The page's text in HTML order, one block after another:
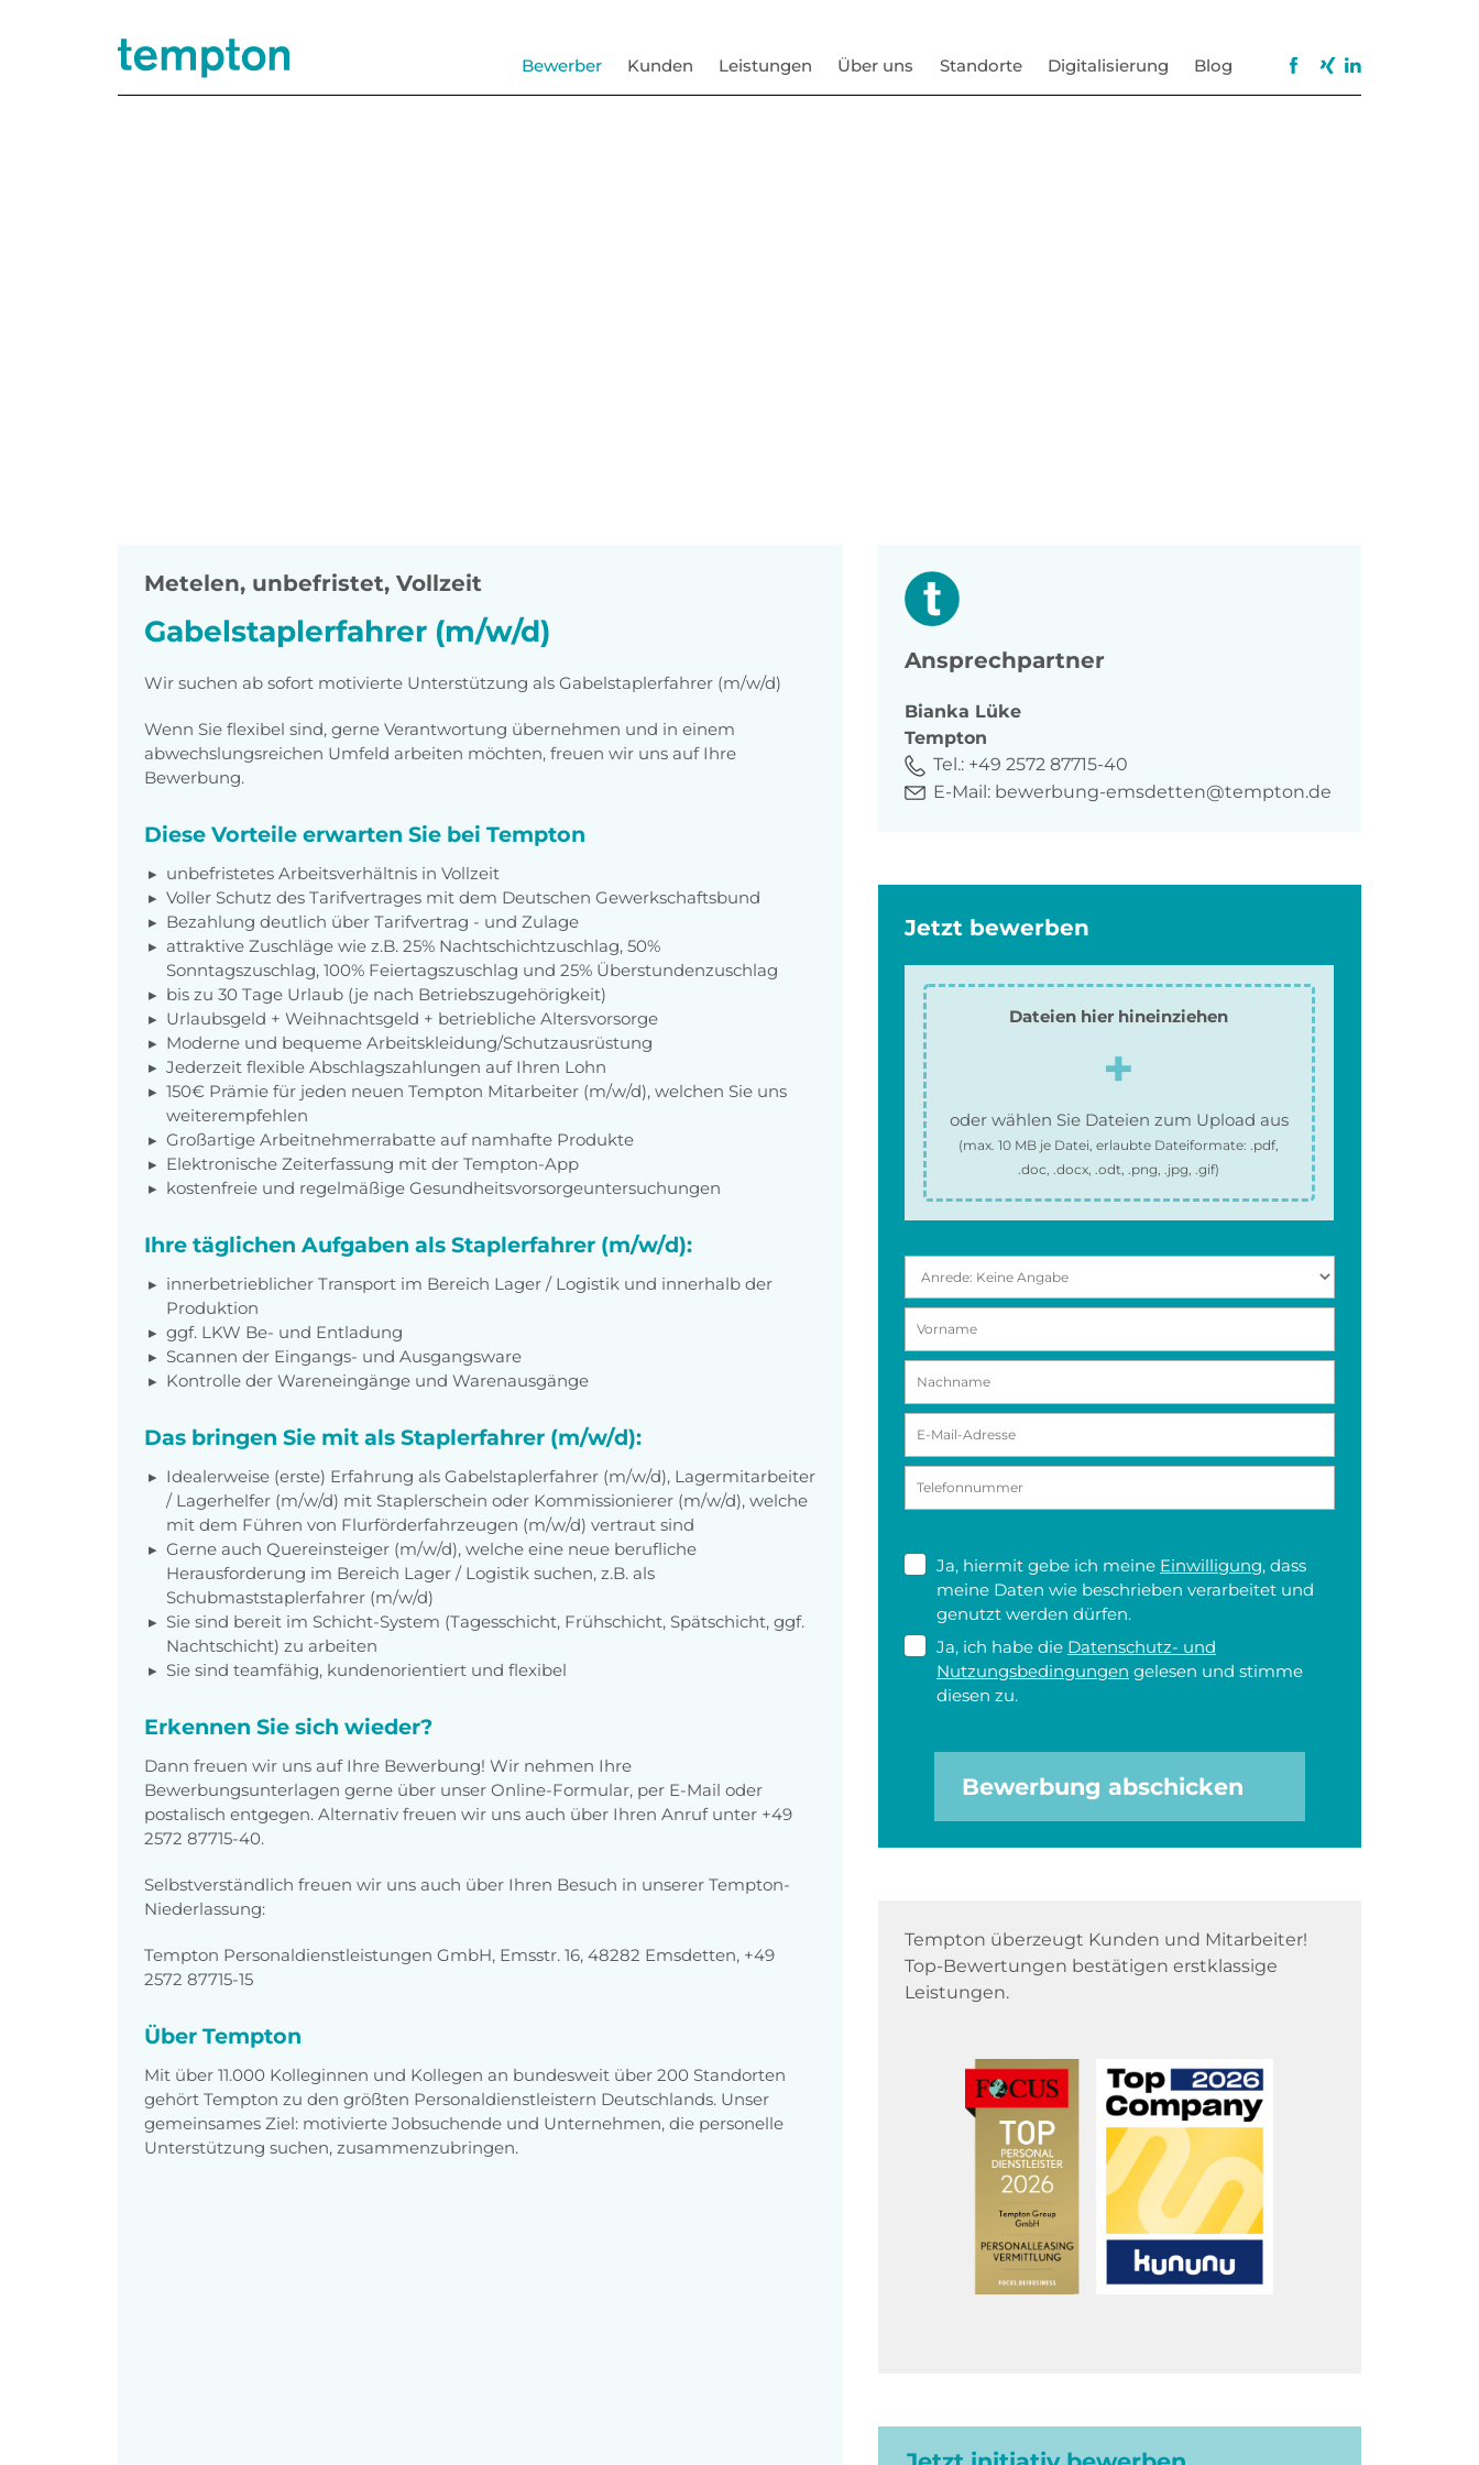
Bewerber Kunden Leistungen Über uns Standorte Digitalisierung Blog
Metelen, unbefristet, Vollzeit
Gabelstaplerfahrer (m/w/d)
Wir suchen ab sofort motivierte Unterstützung als Gabelstaplerfahrer (m/w/d)
Wenn Sie flexibel sind, gerne Verantwortung übernehmen und in einem
abwechslungsreichen Umfeld arbeiten möchten, freuen wir uns auf Ihre
Bewerbung.
Diese Vorteile erwarten Sie bei Tempton
unbefristetes Arbeitsverhältnis in Vollzeit
Voller Schutz des Tarifvertrages mit dem Deutschen Gewerkschaftsbund
Bezahlung deutlich über Tarifvertrag - und Zulage
attraktive Zuschläge wie z.B. 25% Nachtschichtzuschlag, 50%
Sonntagszuschlag, 100% Feiertagszuschlag und 25% Überstundenzuschlag
bis zu 30 Tage Urlaub (je nach Betriebszugehörigkeit)
Urlaubsgeld + Weihnachtsgeld + betriebliche Altersvorsorge
Moderne und bequeme Arbeitskleidung/Schutzausrüstung
Jederzeit flexible Abschlagszahlungen auf Ihren Lohn
150€ Prämie für jeden neuen Tempton Mitarbeiter (m/w/d), welchen Sie uns
weiterempfehlen
Großartige Arbeitnehmerrabatte auf namhafte Produkte
Elektronische Zeiterfassung mit der Tempton-App
kostenfreie und regelmäßige Gesundheitsvorsorgeuntersuchungen
Ihre täglichen Aufgaben als Staplerfahrer (m/w/d):
innerbetrieblicher Transport im Bereich Lager / Logistik und innerhalb der
Produktion
ggf. LKW Be- und Entladung
Scannen der Eingangs- und Ausgangsware
Kontrolle der Wareneingänge und Warenausgänge
Das bringen Sie mit als Staplerfahrer (m/w/d):
Idealerweise (erste) Erfahrung als Gabelstaplerfahrer (m/w/d), Lagermitarbeiter
/ Lagerhelfer (m/w/d) mit Staplerschein oder Kommissionierer (m/w/d), welche
mit dem Führen von Flurförderfahrzeugen (m/w/d) vertraut sind
Gerne auch Quereinsteiger (m/w/d), welche eine neue berufliche
Herausforderung im Bereich Lager / Logistik suchen, z.B. als
Schubmaststaplerfahrer (m/w/d)
Sie sind bereit im Schicht-System (Tagesschicht, Frühschicht, Spätschicht, ggf.
Nachtschicht) zu arbeiten
Sie sind teamfähig, kundenorientiert und flexibel
Erkennen Sie sich wieder?
Dann freuen wir uns auf Ihre Bewerbung! Wir nehmen Ihre
Bewerbungsunterlagen gerne über unser Online-Formular, per E-Mail oder
postalisch entgegen. Alternativ freuen wir uns auch über Ihren Anruf unter +49
2572 87715-40.
Selbstverständlich freuen wir uns auch über Ihren Besuch in unserer Tempton-
Niederlassung:
Tempton Personaldienstleistungen GmbH, Emsstr. 16, 48282 Emsdetten, +49
2572 87715-15
Über Tempton
Mit über 11.000 Kolleginnen und Kollegen an bundesweit über 200 Standorten
gehört Tempton zu den größten Personaldienstleistern Deutschlands. Unser
gemeinsames Ziel: motivierte Jobsuchende und Unternehmen, die personelle
Unterstützung suchen, zusammenzubringen.
Ansprechpartner
Bianka Lüke
Tempton
Tel.: +49 2572 87715-40
E-Mail: bewerbung-emsdetten@tempton.de
Jetzt bewerben
Dateien hier hineinziehen
oder wählen Sie Dateien zum Upload aus
(max.10 MB je Datei, erlaubte Dateiformate:.pdf,
.doc, .docx, .odt, .png, .jpg, .gif)
Ja, hiermit gebe ich meine Einwilligung, dass
meine Daten wie beschrieben verarbeitet und
genutzt werden dürfen.
Ja, ich habe die Datenschutz- und
Nutzungsbedingungen gelesen und stimme
diesen zu.
Bewerbung abschicken
Tempton überzeugt Kunden und Mitarbeiter!
Top-Bewertungen bestätigen erstklassige
Leistungen.